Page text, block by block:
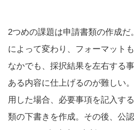
2つめの課題は申請書類の作成だ
によって変わり、フォーマット
なかでも、採択結果を左右する
ある内容に仕上げるのが難しい
用した場合、必要事項を記入す
類の下書きを作成。その後、公